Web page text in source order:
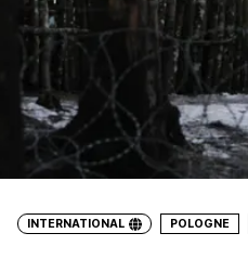
INTERNATIONAL POLOGNE